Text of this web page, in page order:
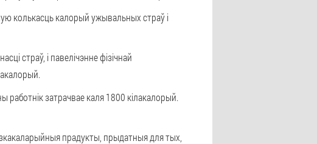
колькасць калорый ужывальных страў і
страў, і павелічэнне фізічнай
затрачвае каля 1800 кілакалорый.
прадукты, прыдатныя для тых,